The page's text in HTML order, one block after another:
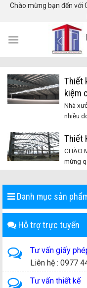
SkipChào mừng bạn đến với
Danh mục sản
Hỗ trợ trực tuyến
Tư vấn giấy
Liên hệ : 0977
Tư vấn thiết kế
Thiết
kiệm
Nhà
nhiều
Thiết
CHÀO
mừng